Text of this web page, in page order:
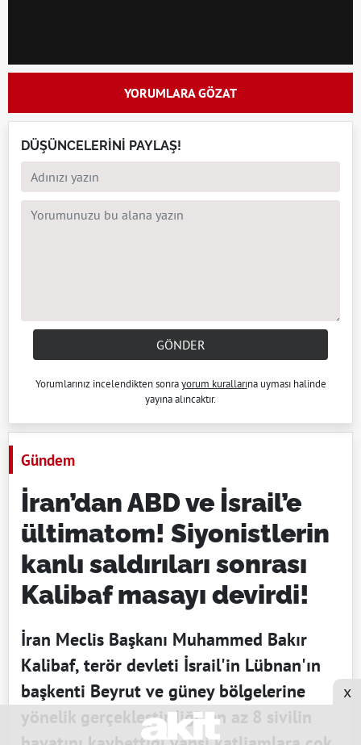
YORUMLARA GÖZAT
DÜŞÜNCELERİNİ PAYLAŞ!
GÖNDER
Yorumlarınız incelendikten sonrayorum kurallarına uyması halinde
yayına alıncaktır.
Gündem
İran’dan ABD ve İsrail’e
ültimatom! Siyonistlerin
kanlı saldırıları sonrası
Kalibaf masayı devirdi!
İran Meclis Başkanı Muhammed Bakır
Kalibaf, terör devleti İsrail'in Lübnan'ın
başkenti Beyrut ve güney bölgelerine
yönelik gerçekleştirdiği, en az 8 sivilin
x